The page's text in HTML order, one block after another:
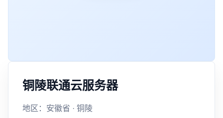
铜陵联通云服务器
地区：安徽省 · 铜陵